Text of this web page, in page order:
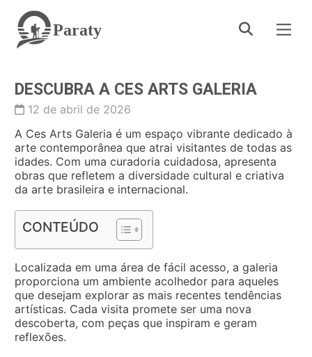
Paraty
DESCUBRA A CES ARTS GALERIA
12 de abril de 2026
A Ces Arts Galeria é um espaço vibrante dedicado à
arte contemporânea que atrai visitantes de todas as
idades. Com uma curadoria cuidadosa, apresenta
obras que refletem a diversidade cultural e criativa
da arte brasileira e internacional.
CONTEÚDO
Localizada em uma área de fácil acesso, a galeria
proporciona um ambiente acolhedor para aqueles
que desejam explorar as mais recentes tendências
artísticas. Cada visita promete ser uma nova
descoberta, com peças que inspiram e geram
reflexões.